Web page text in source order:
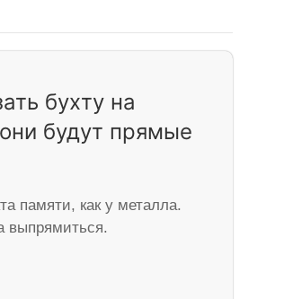
бухту на
будут прямые
памяти, как у металла.
выпрямиться.